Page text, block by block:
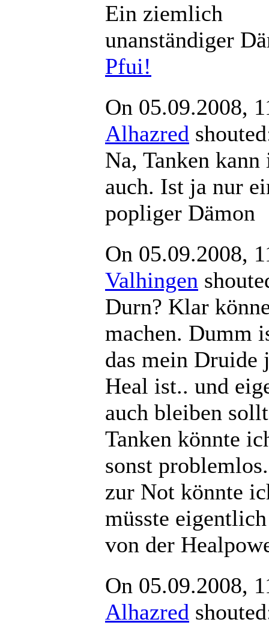
Ein ziemlich
unanständiger
Pfui!
On 05.09.2008,
Alhazred
Na, Tanken kann
auch. Ist ja nur
popliger Dämon
On 05.09.2008,
Valhingen
Durn? Klar
machen. Dumm
das mein Druide
Heal ist.. und
auch bleiben
Tanken könnte
sonst
zur Not könnte
müsste
von der
On 05.09.2008,
Alhazred